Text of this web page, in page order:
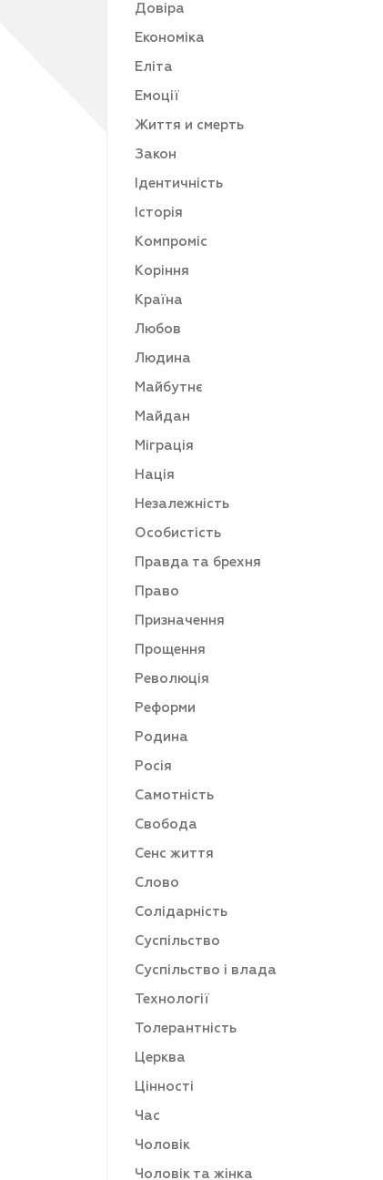
Довіра
Економіка
Еліта
Емоції
Життя и смерть
Закон
Ідентичність
Історія
Компроміс
Коріння
Країна
Любов
Людина
Майбутнє
Майдан
Міграція
Нація
Незалежність
Особистість
Правда та брехня
Право
Призначення
Прощення
Революція
Реформи
Родина
Росія
Самотність
Свобода
Сенс життя
Слово
Солідарність
Суспільство
Суспільство і влада
Технології
Толерантність
Церква
Цінності
Час
Чоловік
Чоловік та жінка